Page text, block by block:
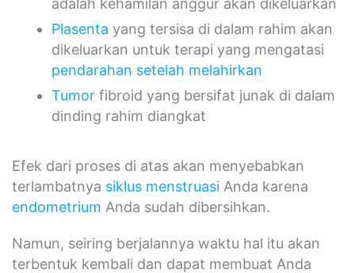
adalah kehamilan anggur akan dikeluarkan
Plasenta yang tersisa di dalam rahim akan
dikeluarkan untuk terapi yang mengatasi
pendarahan setelah melahirkan
Tumor fibroid yang bersifat junak di dalam
dinding rahim diangkat
Efek dari proses di atas akan menyebabkan
terlambatnya siklus menstruasi Anda karena
endometrium Anda sudah dibersihkan.
Namun, seiring berjalannya waktu hal itu akan
terbentuk kembali dan dapat membuat Anda